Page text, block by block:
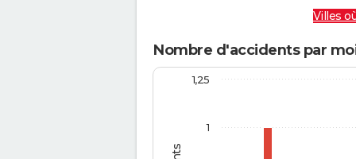
Villes
Nombre d'accidents par
1
1,25